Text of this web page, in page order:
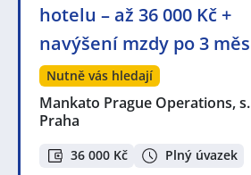
hotelu – až 36 000 Kč +
navýšení mzdy po 3
Nutně vás hledají
Mankato Prague Operations,
Praha
36 000 Kč Plný úvazek